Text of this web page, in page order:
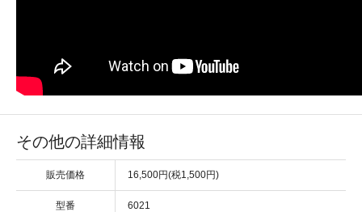
その他の詳細情報
販売価格 16,500円(税1,500円)
型番 6021